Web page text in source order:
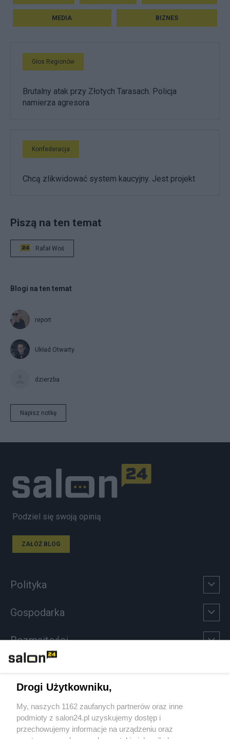
MEDIA BIZNES
Głos Regionów
Brutalny atak przy Złotych Tarasach. Policja
namierza agresora
Konfederacja
Chcą zlikwidować system kaucyjny. Jest projekt
Piszą na ten temat
Rafał Woś
Blogi na ten temat
report
Układ Otwarty
dzierzba
Napisz notkę
Podziel się swoją opinią
ZAŁÓŻ BLOG
Polityka
Gospodarka
Rozmaitości
Sport
Społeczeństwo
Drogi Użytkowniku,
My, naszych 1162 zaufanych partnerów oraz inne
podmioty z salon24.pl uzyskujemy dostęp i
przechowujemy informacje na urządzeniu oraz